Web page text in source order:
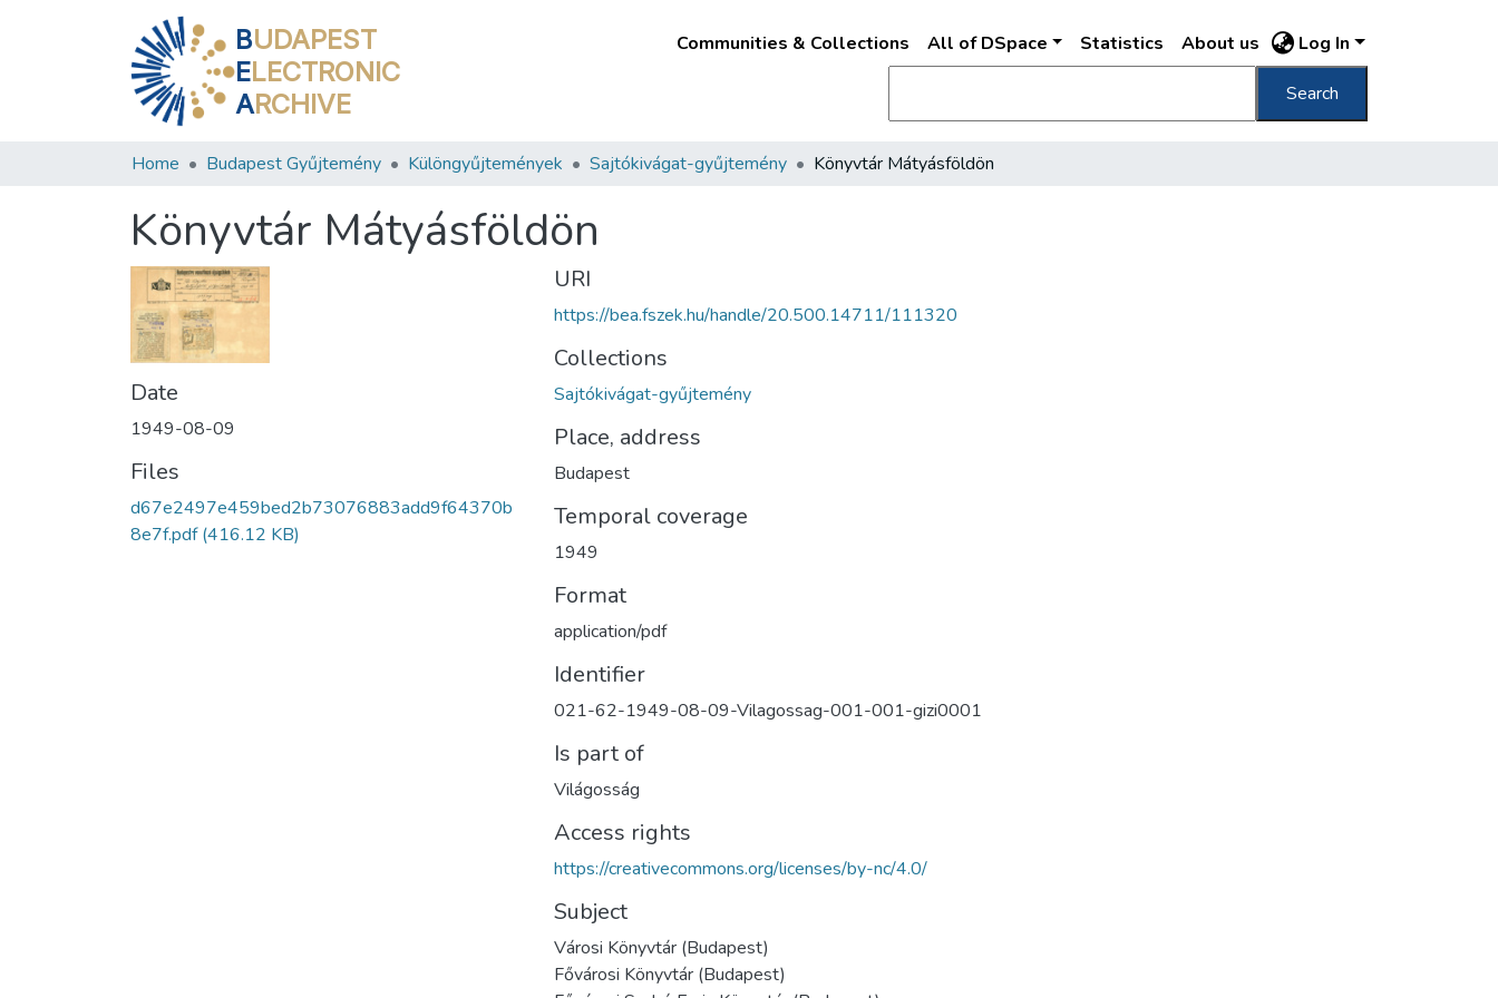
BUDAPEST
ELECTRONIC
ARCHIVE
Communities & Collections All of DSpace Statistics About us Log In
Search
Home Budapest Gyűjtemény Különgyűjtemények Sajtókivágat-gyűjtemény Könyvtár Mátyásföldön
Könyvtár Mátyásföldön
Date
1949-08-09
Files
d67e2497e459bed2b73076883add9f64370b
8e7f.pdf(416.12 KB)
URI
https://bea.fszek.hu/handle/20.500.14711/111320
Collections
Sajtókivágat-gyűjtemény
Place, address
Budapest
Temporal coverage
1949
Format
application/pdf
Identifier
021-62-1949-08-09-Vilagossag-001-001-gizi0001
Is part of
Világosság
Access rights
https://creativecommons.org/licenses/by-nc/4.0/
Subject
Városi Könyvtár (Budapest)
Fővárosi Könyvtár (Budapest)